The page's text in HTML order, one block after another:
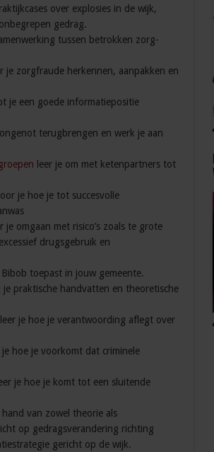
over explosies in de wijk,
gedrag.
tussen betrokken zorg-
je zorgfraude herkennen, aanpakken en
je een goede informatiepositie
terugbrengen en werk je aan
leer je om met ketenpartners tot
je hoe je tot succesvolle
je omgaan met risico’s zoals te grote
drugsgebruik en
toepast in jouw gemeente.
je praktische handvatten en theoretische
leer je hoe je verantwoording aflegt over
je hoe je voorkomt dat criminele
je hoe je komt tot een sluitende
van zowel theorie als
op gedragsverandering richting
gericht op de wijk.